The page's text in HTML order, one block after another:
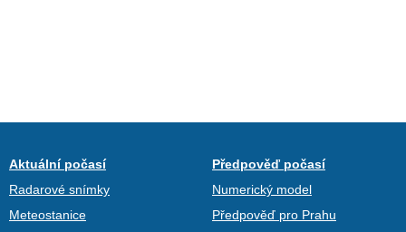
Aktuální počasí
Radarové snímky
Meteostanice
Předpověď počasí
Numerický model
Předpověď pro Prahu